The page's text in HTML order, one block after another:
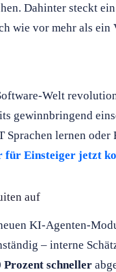
Dahinter steckt
wie vor mehr als
Welt
gewinnbringend
Sprachen lernen
für Einsteiger jetzt
auf
KI-Agenten-
– interne
Prozent schneller